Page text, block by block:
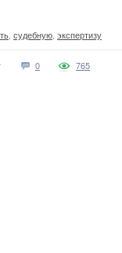
судебную экспертизу
0 765